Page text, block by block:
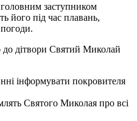
заступником
його під час плавань,
дітвори Святий Миколай
інформувати покровителя
Святого Миколая про всі